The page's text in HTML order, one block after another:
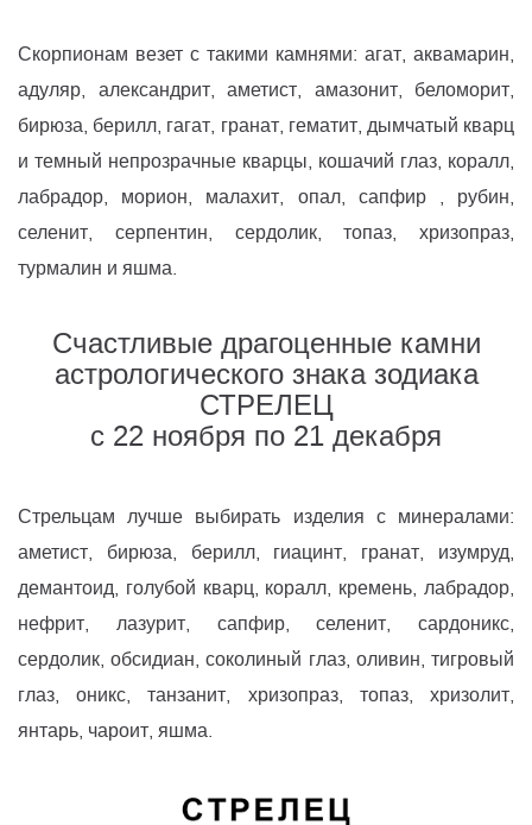
Скорпионам везет с такими камнями: агат, аквамарин,
адуляр, александрит, аметист, амазонит, беломорит,
бирюза, берилл, гагат, гранат, гематит, дымчатый кварц
и темный непрозрачные кварцы, кошачий глаз, коралл,
лабрадор, морион, малахит, опал, сапфир , рубин,
селенит, серпентин, сердолик, топаз, хризопраз,
турмалин и яшма.
Счастливые драгоценные камни
астрологического знака зодиака
СТРЕЛЕЦ
с 22 ноября по 21 декабря
Стрельцам лучше выбирать изделия с минералами:
аметист, бирюза, берилл, гиацинт, гранат, изумруд,
демантоид, голубой кварц, коралл, кремень, лабрадор,
нефрит, лазурит, сапфир, селенит, сардоникс,
сердолик, обсидиан, соколиный глаз, оливин, тигровый
глаз, оникс, танзанит, хризопраз, топаз, хризолит,
янтарь, чароит, яшма.